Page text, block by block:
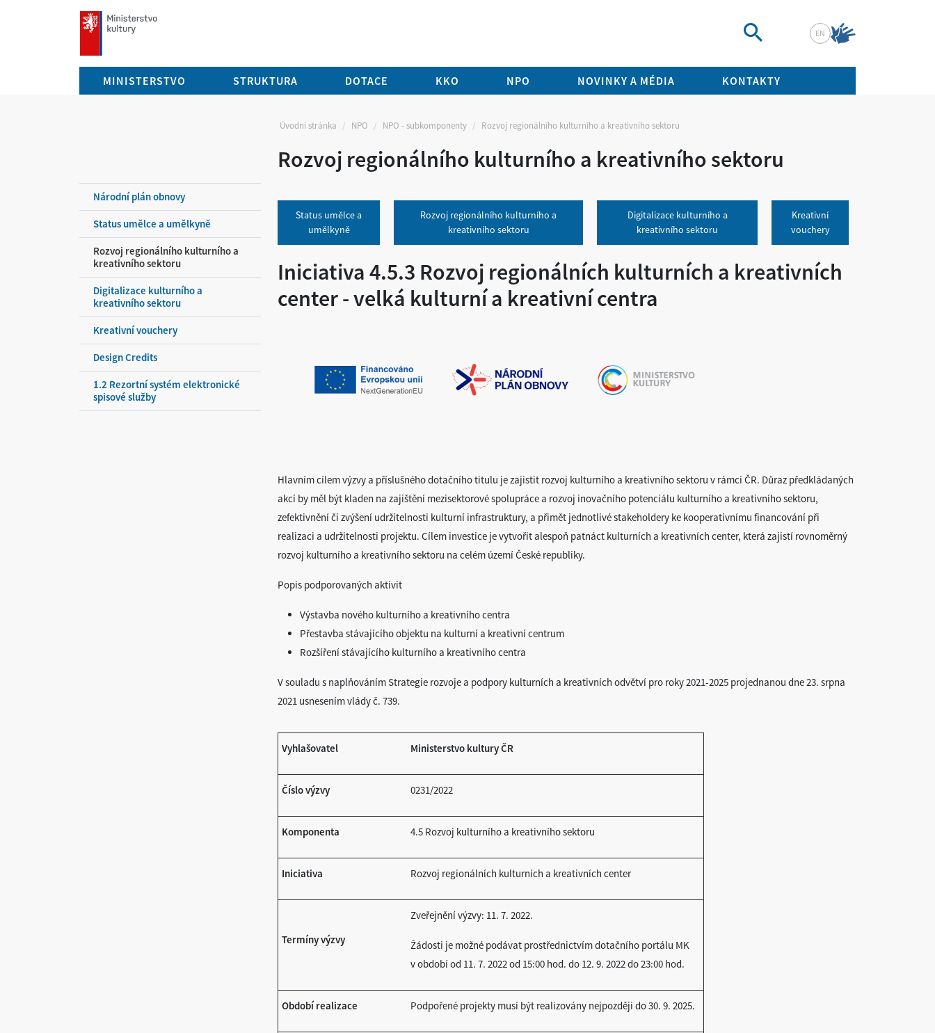
mkcr.cz
EN
MINISTERSTVO STRUKTURA DOTACE KKO NPO NOVINKY A MÉDIA KONTAKTY
Úvodní stránka NPO NPO - subkomponenty Rozvoj regionálního kulturního a kreativního sektoru
Rozvoj regionálního kulturního a kreativního sektoru
Národní plán obnovy
Status umělce a umělkyně
Rozvoj regionálního kulturního a
kreativního sektoru
Digitalizace kulturního a
kreativního sektoru
Kreativní vouchery
Design Credits
1.2 Rezortní systém elektronické
spisové služby
Status umělce a
umělkyně
Rozvoj regionálního kulturního a
kreativního sektoru
Digitalizace kulturního a
kreativního sektoru
Kreativní
vouchery
Iniciativa 4.5.3 Rozvoj regionálních kulturních a kreativních
center - velká kulturní a kreativní centra
Hlavním cílem výzvy a příslušného dotačního titulu je zajistit rozvoj kulturního a kreativního sektoru v rámci ČR. Důraz předkládaných
akcí by měl být kladen na zajištění mezisektorové spolupráce a rozvoj inovačního potenciálu kulturního a kreativního sektoru,
zefektivnění či zvýšení udržitelnosti kulturní infrastruktury, a přimět jednotlivé stakeholdery ke kooperativnímu financování při
realizaci a udržitelnosti projektu. Cílem investice je vytvořit alespoň patnáct kulturních a kreativních center, která zajistí rovnoměrný
rozvoj kulturního a kreativního sektoru na celém území České republiky.
Popis podporovaných aktivit
Výstavba nového kulturního a kreativního centra
Přestavba stávajícího objektu na kulturní a kreativní centrum
Rozšíření stávajícího kulturního a kreativního centra
V souladu s naplňováním Strategie rozvoje a podpory kulturních a kreativních odvětví pro roky 2021-2025 projednanou dne 23. srpna
2021 usnesením vlády č. 739.
Vyhlašovatel Ministerstvo kultury ČR
Číslo výzvy 0231/2022
Komponenta 4.5 Rozvoj kulturního a kreativního sektoru
Iniciativa Rozvoj regionálních kulturních a kreativních center
Termíny výzvy
Zveřejnění výzvy: 11. 7. 2022.
Žádosti je možné podávat prostřednictvím dotačního portálu MK
v období od 11. 7. 2022 od 15:00 hod. do 12. 9. 2022 do 23:00 hod.
Období realizace Podpořené projekty musí být realizovány nejpozději do 30. 9. 2025.